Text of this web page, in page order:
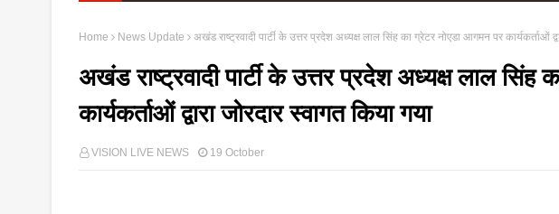
Home News Update अखंड राष्ट्रवादी पार्टी के उत्तर प्रदेश अध्यक्ष लाल सिंह का ग्रेटर नोएडा आगमन पर कार्यकर्ताओं
अखंड राष्ट्रवादी पार्टी के उत्तर प्रदेश अध्यक्ष लाल
कार्यकर्ताओं द्वारा जोरदार स्वागत किया गया
VISION LIVE NEWS 19 October